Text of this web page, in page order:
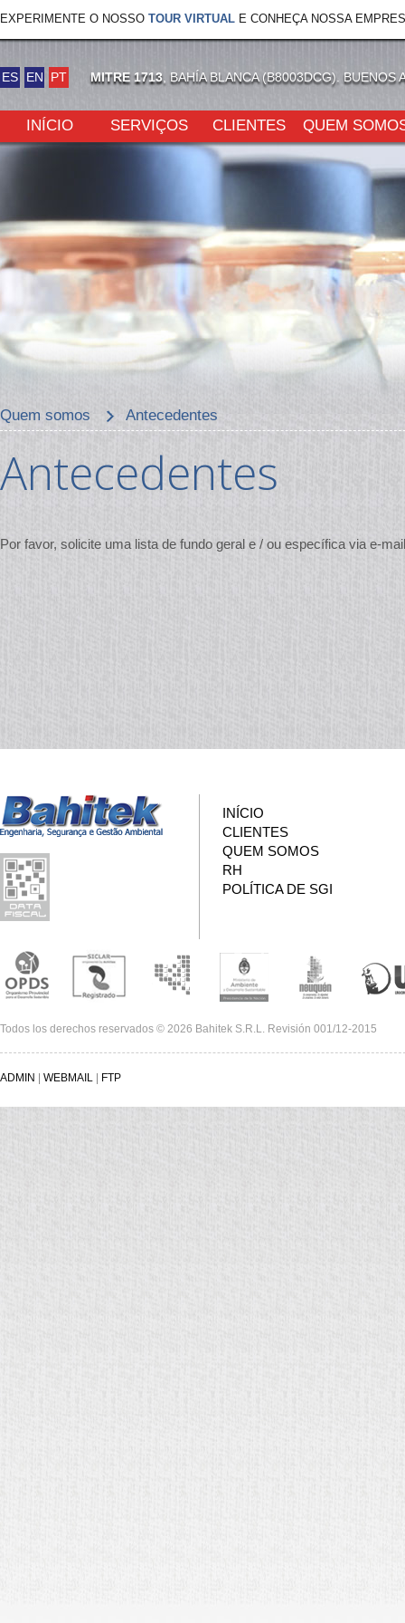
INÍCIO SERVIÇOS CLIENTES QUEM
Quem somos Antecedentes
Antecedentes
Por favor, solicite uma lista de fundo geral e / ou específica via e-
INÍCIO
CLIENTES
QUEM SOMOS
RH
POLÍTICA DE SGI
Todos los derechos reservados © 2026 Bahitek S.R.L. Revisión 001/12-2015
ADMIN WEBMAIL FTP
ES EN PT MITRE 1713 , BAHÍA BLANCA (B8003DCG). BUENOS
EXPERIMENTE O NOSSO TOUR VIRTUAL E CONHEÇA NOSSA